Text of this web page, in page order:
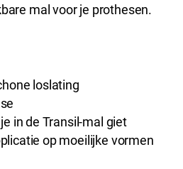
mal voor je prothesen.
loslating
in de Transil-mal giet
op moeilijke vormen